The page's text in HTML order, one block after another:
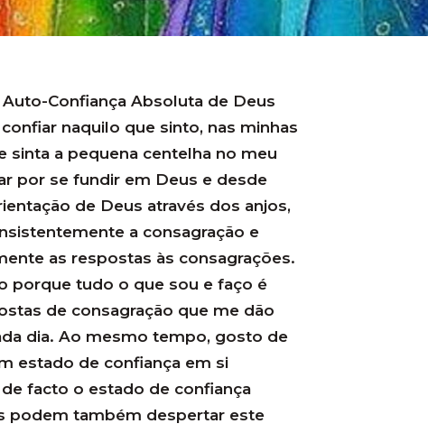
Confiança Absoluta de Deus
naquilo que sinto, nas minhas
sinta a pequena centelha no meu
por se fundir em Deus e desde
de Deus através dos anjos,
a consagração e
as respostas às consagrações.
porque tudo o que sou e faço é
de consagração que me dão
dia. Ao mesmo tempo, gosto de
estado de confiança em si
facto o estado de confiança
podem também despertar este